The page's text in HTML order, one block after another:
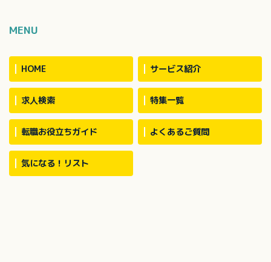
MENU
HOME サービス紹介
求人検索 特集一覧
転職お役立ちガイド よくあるご質問
気になる！リスト